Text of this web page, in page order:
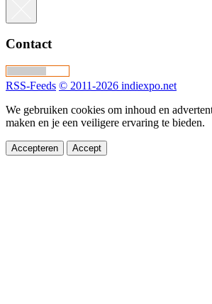
Contact
RSS-Feeds © 2011-2026 indiexpo.net
We gebruiken cookies om inhoud en
maken en je een veiligere ervaring te bieden.
Accepteren Accept